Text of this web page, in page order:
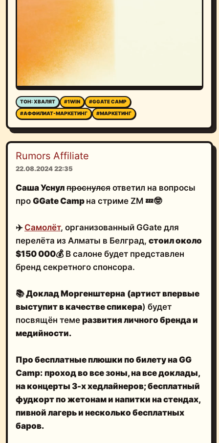
ТОН: ХВАЛЯТ #1WIN
#GGATE CAMP
#АФФИЛИАТ-МАРКЕТИНГ
#МАРКЕТИНГ
Rumors Affiliate
22.08.2024 22:35
Саша Уснул проснулся ответил на вопросы
про GGate Camp на стриме ZM 💤🤓
✈️ Самолёт, организованный GGate для
перелёта из Алматы в Белград, стоил около
$150 000💰 В салоне будет представлен
бренд секретного спонсора.
📚Доклад Моргенштерна (артист впервые
выступит в качестве спикера) будет
посвящён теме развития личного бренда и
медийности.
Про бесплатные плюшки по билету на GG
Camp: проход во все зоны, на все доклады,
на концерты 3-х хедлайнеров; бесплатный
фудкорт по жетонам и напитки на стендах,
пивной лагерь и несколько бесплатных
баров.